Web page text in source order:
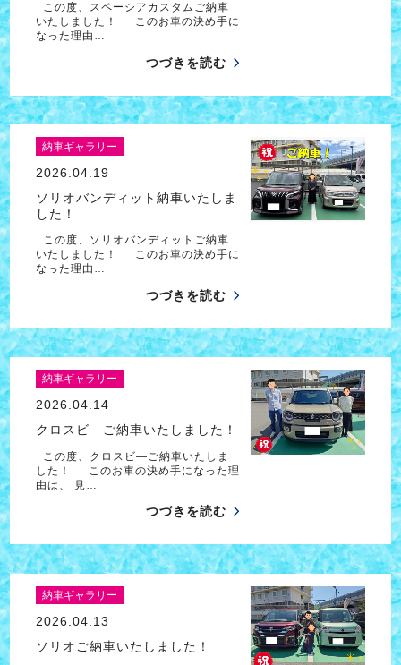
この度、スペーシアカスタムご納車
いたしました！ このお車の決め手に
なった理由…
つづきを読む
納車ギャラリー
2026.04.19
ソリオバンディット納車いたしま
した！
この度、ソリオバンディットご納車
いたしました！ このお車の決め手に
なった理由…
つづきを読む
納車ギャラリー
2026.04.14
クロスビ―ご納車いたしました！
この度、クロスビ―ご納車いたしま
した！ このお車の決め手になった理
由は、 見…
つづきを読む
納車ギャラリー
2026.04.13
ソリオご納車いたしました！